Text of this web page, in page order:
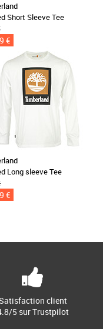
Short Sleeve Tee
€
Long sleeve Tee
€
client
5 sur Trustpilot